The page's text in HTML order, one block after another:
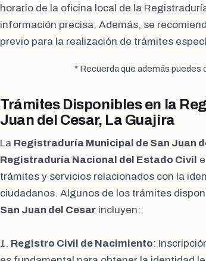
horario de la oficina local de la
información precisa. Además, se
previo para la realización de trámites
* Recuerda que además puedes
Trámites Disponibles en la
Juan del Cesar, La Guajira
La Registraduría Municipal de San Juan
Registraduría Nacional del Estado Civil
trámites y servicios relacionados con la
ciudadanos. Algunos de los trámites
San Juan del Cesar incluyen:
1. Registro Civil de Nacimiento: